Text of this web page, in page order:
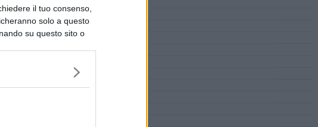
il tuo consenso,
solo a questo
su questo sito o